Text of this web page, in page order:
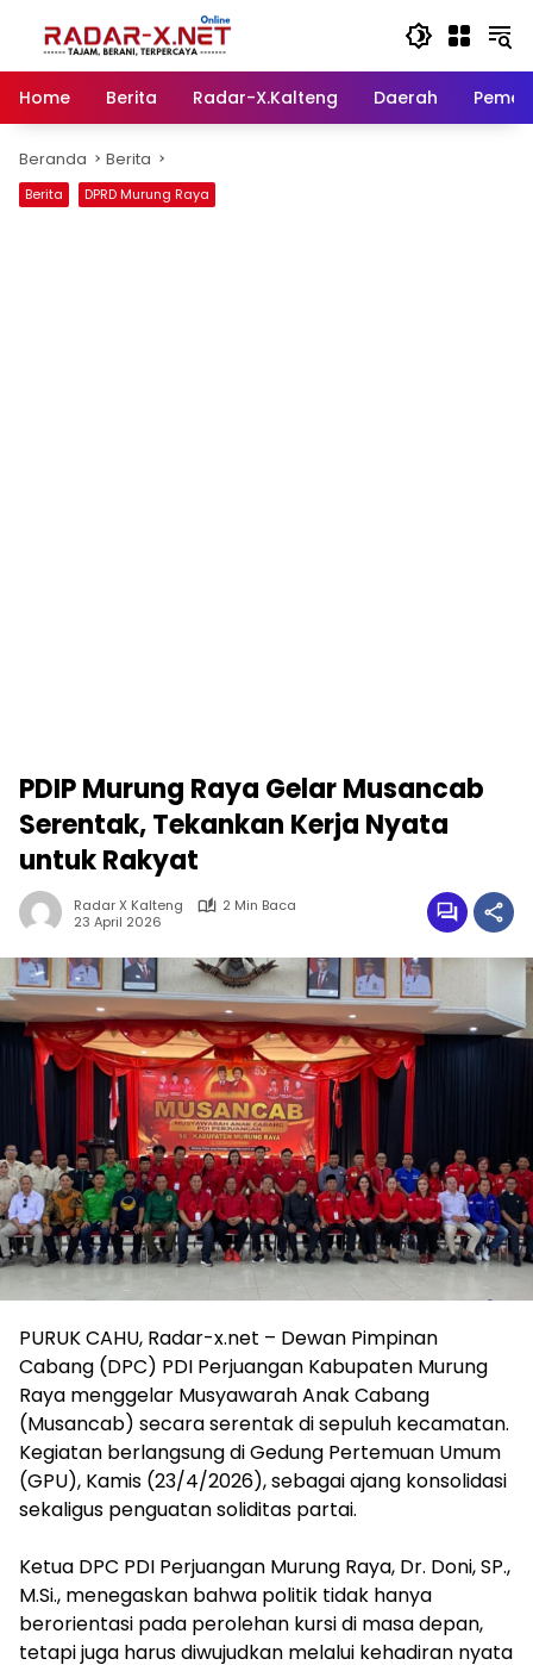
konten
Home
Berita Radar-X.Kalteng Daerah
Beranda Berita
Berita DPRD Murung Raya
PDIP Murung Raya Gelar Musancab
Serentak, Tekankan Kerja Nyata
untuk Rakyat
Radar X Kalteng
2 Min Baca
23 April 2026
PURUK CAHU, Radar-x.net – Dewan Pimpinan
Cabang (DPC) PDI Perjuangan Kabupaten Murung
Raya menggelar Musyawarah Anak Cabang
(Musancab) secara serentak di sepuluh kecamatan.
Kegiatan berlangsung di Gedung Pertemuan Umum
(GPU), Kamis (23/4/2026), sebagai ajang konsolidasi
sekaligus penguatan soliditas partai.
Ketua DPC PDI Perjuangan Murung Raya, Dr. Doni, SP.,
M.Si., menegaskan bahwa politik tidak hanya
berorientasi pada perolehan kursi di masa depan,
tetapi juga harus diwujudkan melalui kehadiran nyata